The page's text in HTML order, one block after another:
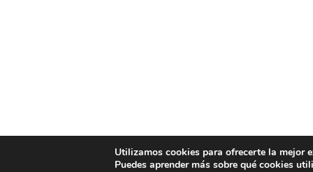
Utilizamos cookies para ofrecerte la mejor
Puedes aprender más sobre qué cookies